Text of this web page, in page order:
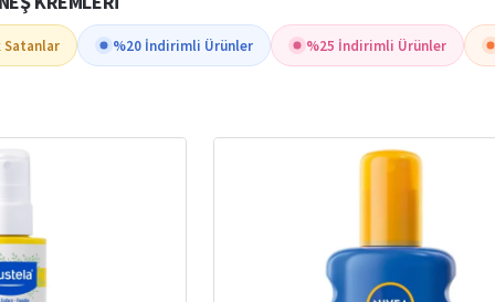
bebek ve çocuk güneş kremleri, en hassas ciltleri dahi korumak için
içermez. Miniklerin cildi, UVA ve UVB ışınlarına karşı güvenle
kıyasla daha ince ve savunmasızdır. Bu nedenle güneş ışınlarının
cilt sağlığını olumsuz etkileyebilir. Düzenli güneş koruma kullanmak,
GÜNEŞ KREMLERI NE İŞE YARAR?
Satanlar %20 İndirimli Ürünler %25 İndirimli Ürünler